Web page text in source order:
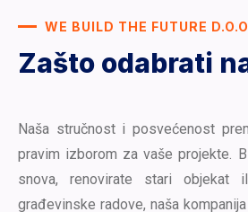
WE BUILD THE FUTURE D.O.O
Zašto odabrati
Naša stručnost i posvećenost
pravim izborom za vaše projekte.
snova, renovirate stari objekat
građevinske radove, naša